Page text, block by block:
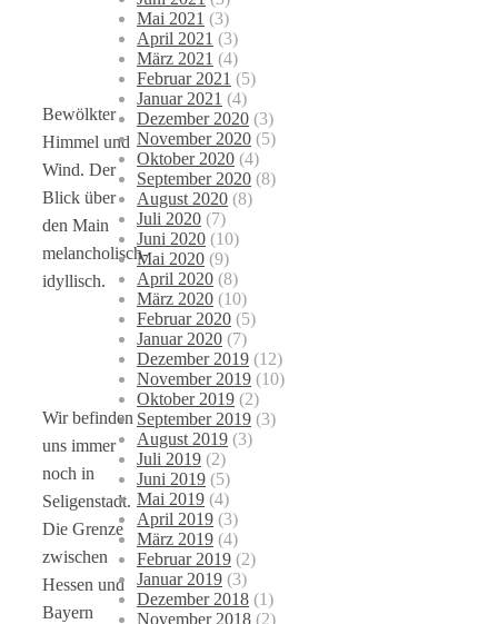
Bewölkter
Himmel und
Wind. Der
Blick über
den Main
melancholisch-
idyllisch.
Wir befinden
uns immer
noch in
Seligenstadt.
Die Grenze
zwischen
Hessen und
Bayern
Mai 2021 (3)
April 2021 (3)
März 2021 (4)
Februar 2021 (5)
Januar 2021 (4)
Dezember 2020 (3)
November 2020 (5)
Oktober 2020 (4)
September 2020 (8)
August 2020 (8)
Juli 2020 (7)
Juni 2020 (10)
Mai 2020 (9)
April 2020 (8)
März 2020 (10)
Februar 2020 (5)
Januar 2020 (7)
Dezember 2019 (12)
November 2019 (10)
Oktober 2019 (2)
September 2019 (3)
August 2019 (3)
Juli 2019 (2)
Juni 2019 (5)
Mai 2019 (4)
April 2019 (3)
März 2019 (4)
Februar 2019 (2)
Januar 2019 (3)
Dezember 2018 (1)
November 2018 (2)